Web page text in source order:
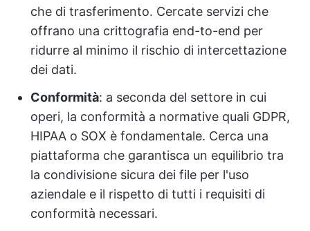
che di trasferimento. Cercate servizi che
offrano una crittografia end-to-end per
ridurre al minimo il rischio di intercettazione
dei dati.
Conformità: a seconda del settore in cui
operi, la conformità a normative quali GDPR,
HIPAA o SOX è fondamentale. Cerca una
piattaforma che garantisca un equilibrio tra
la condivisione sicura dei file per l'uso
aziendale e il rispetto di tutti i requisiti di
conformità necessari.